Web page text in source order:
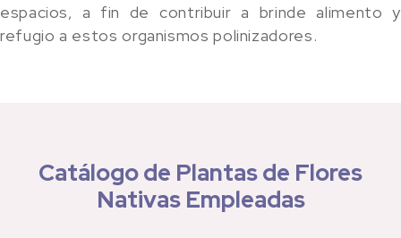
espacios, a fin de contribuir a brinde alimento y
refugio a estos organismos polinizadores.
Catálogo de Plantas de Flores
Nativas Empleadas